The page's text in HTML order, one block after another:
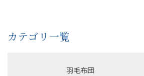
カテゴリ一覧
羽毛布団